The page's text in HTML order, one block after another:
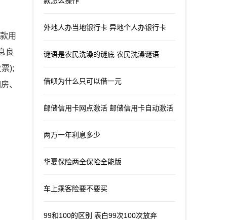
用
良
);
、
外地人办当地银行卡 异地个人办银行卡
谜语是农民洗澡的谜底 农民洗澡谜语
借呗为什么只可以借一元
邮储信用卡网点激活 邮储信用卡自动激活
两万一年利息多少
华夏保险两全保险全能版
车上乘客险要不要买
99和100的区别 表白99次100次放弃